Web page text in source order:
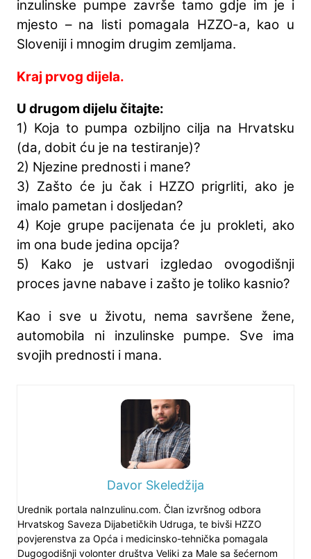
inzulinske pumpe završe tamo gdje im je i
mjesto – na listi pomagala HZZO-a, kao u
Sloveniji i mnogim drugim zemljama.
Kraj prvog dijela.
U drugom dijelu čitajte:
1) Koja to pumpa ozbiljno cilja na Hrvatsku
(da, dobit ću je na testiranje)?
2) Njezine prednosti i mane?
3) Zašto će ju čak i HZZO prigrliti, ako je
imalo pametan i dosljedan?
4) Koje grupe pacijenata će ju prokleti, ako
im ona bude jedina opcija?
5) Kako je ustvari izgledao ovogodišnji
proces javne nabave i zašto je toliko kasnio?
Kao i sve u životu, nema savršene žene,
automobila ni inzulinske pumpe. Sve ima
svojih prednosti i mana.
Davor Skeledžija
Urednik portala naInzulinu.com. Član izvršnog odbora
Hrvatskog Saveza Dijabetičkih Udruga, te bivši HZZO
povjerenstva za Opća i medicinsko-tehnička pomagala
Dugogodišnji volonter društva Veliki za Male sa šećernom